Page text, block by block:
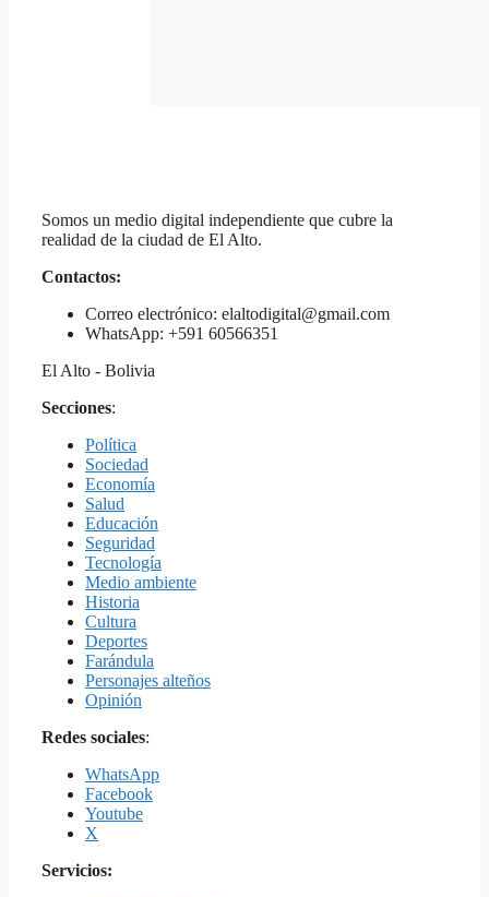
Somos un medio digital independiente que cubre la
realidad de la ciudad de El Alto.
Contactos:
Correo electrónico: elaltodigital@gmail.com
WhatsApp: +591 60566351
El Alto - Bolivia
Secciones:
Política
Sociedad
Economía
Salud
Educación
Seguridad
Tecnología
Medio ambiente
Historia
Cultura
Deportes
Farándula
Personajes alteños
Opinión
Redes sociales:
WhatsApp
Facebook
Youtube
X
Servicios: